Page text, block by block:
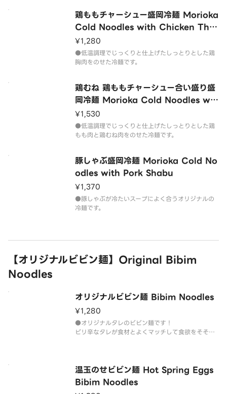
鶏ももチャーシュー盛岡冷麺 Morioka
Cold Noodles with Chicken Thig
h Chashu
¥1,280
●低温調理でじっくりと仕上げたしっとりとした鶏
胸肉をのせた冷麺です。
鶏むね 鶏ももチャーシュー合い盛り盛
岡冷麺 Morioka Cold Noodles wit
h Chicken Breast Thigh Chashu
¥1,530
●低温調理でじっくりと仕上げたしっとりとした鶏
もも肉と鶏むね肉をのせた冷麺です。
豚しゃぶ盛岡冷麺 Morioka Cold No
odles with Pork Shabu
¥1,370
●豚しゃぶが冷たいスープによく合うオリジナルの
冷麺です。
【オリジナルビビン麺】Original Bibim
Noodles
オリジナルビビン麺 Bibim Noodles
¥1,280
●オリジナルタレのビビン麺です！
ピリ辛なタレが食材とよくマッチして食欲をそそり
温玉のせビビン麺 Hot Spring Eggs
Bibim Noodles